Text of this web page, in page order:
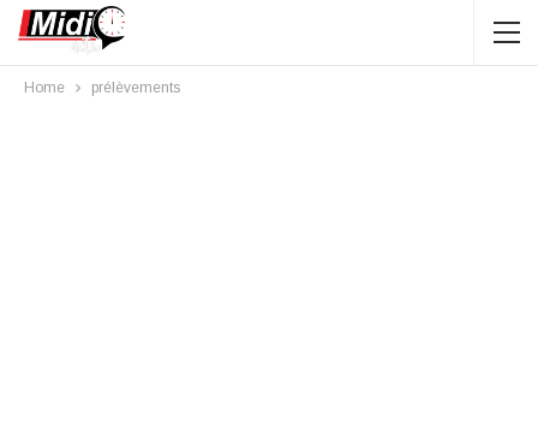
Home prélèvements